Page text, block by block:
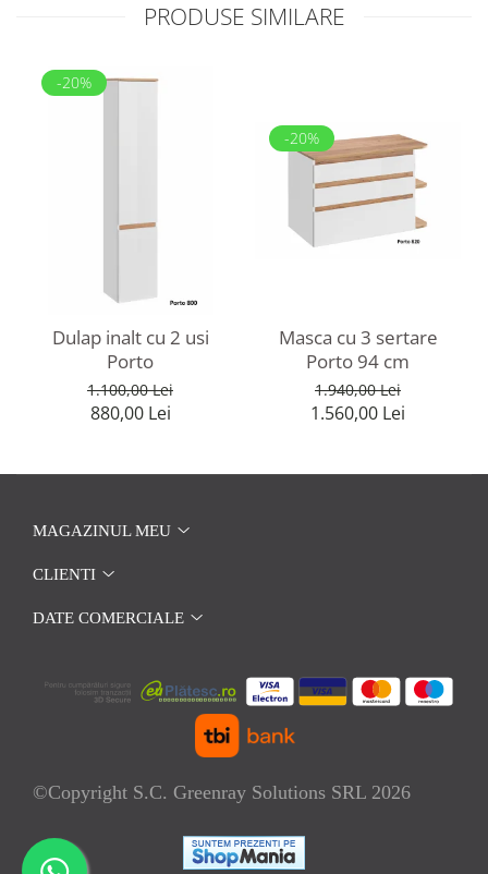
PRODUSE SIMILARE
-20%
Dulap inalt cu 2 usi
Porto
1.100,00 Lei
880,00 Lei
-20%
Masca cu 3 sertare
Porto 94 cm
1.940,00 Lei
1.560,00 Lei
MAGAZINUL MEU
CLIENTI
DATE COMERCIALE
©Copyright S.C. Greenray Solutions SRL 2026